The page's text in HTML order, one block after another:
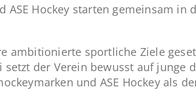
ASE Hockey starten gemeinsam
ambitionierte sportliche Ziele
der Verein bewusst auf junge
und ASE Hockey als